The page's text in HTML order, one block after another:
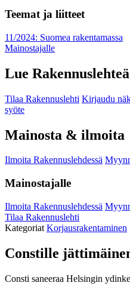
Teemat ja liitteet
11/2024: Suomea rakentamassa
Mainostajalle
Lue Rakennuslehteä
Tilaa Rakennuslehti Kirjaudu
syöte
Mainosta & ilmoita
Ilmoita Rakennuslehdessä
Mainostajalle
Ilmoita Rakennuslehdessä
Tilaa Rakennuslehti
Kategoriat Korjausrakentaminen
Constille
Consti saneeraa Helsingin